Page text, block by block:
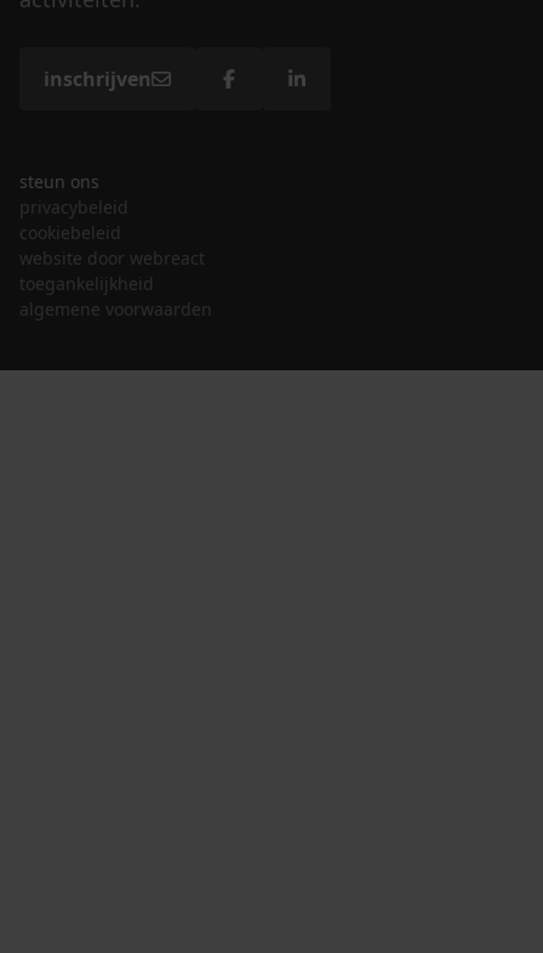
inschrijven
steun ons
privacybeleid
cookiebeleid
website door webreact
toegankelijkheid
algemene voorwaarden